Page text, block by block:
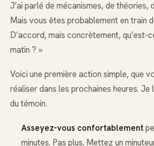
J’ai parlé de mécanismes, de théories,
Mais vous êtes probablement en train
D’accord, mais concrètement, qu’est-
matin ? »
Voici une première action simple, que
réaliser dans les prochaines heures. Je
du témoin.
Asseyez-vous confortablement
minutes. Pas plus. Mettez un